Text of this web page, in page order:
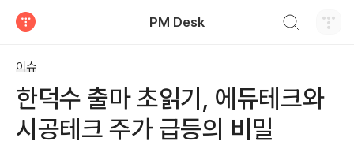
PM Desk
이슈
한덕수 출마 초읽기, 에듀테크와
시공테크 주가 급등의 비밀